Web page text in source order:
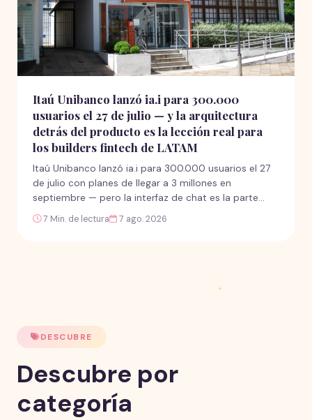
Itaú Unibanco lanzó ia.i para 300.000
usuarios el 27 de julio — y la arquitectura
detrás del producto es la lección real para
los builders fintech de LATAM
Itaú Unibanco lanzó ia.i para 300.000 usuarios el 27
de julio con planes de llegar a 3 millones en
septiembre — pero la interfaz de chat es la parte
menos instructiva de la historia para los builders de
fintech en LATAM. Lo que realmente importa son las
7 Min. de lectura 7 ago. 2026
DESCUBRE
Descubre por
categoría